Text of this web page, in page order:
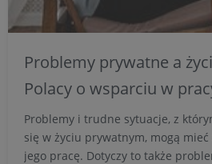
Problemy prywatne a
Polacy o wsparciu w
Problemy i trudne sytuacje, z
się w życiu prywatnym, mogą mieć
jego pracę. Dotyczy to także